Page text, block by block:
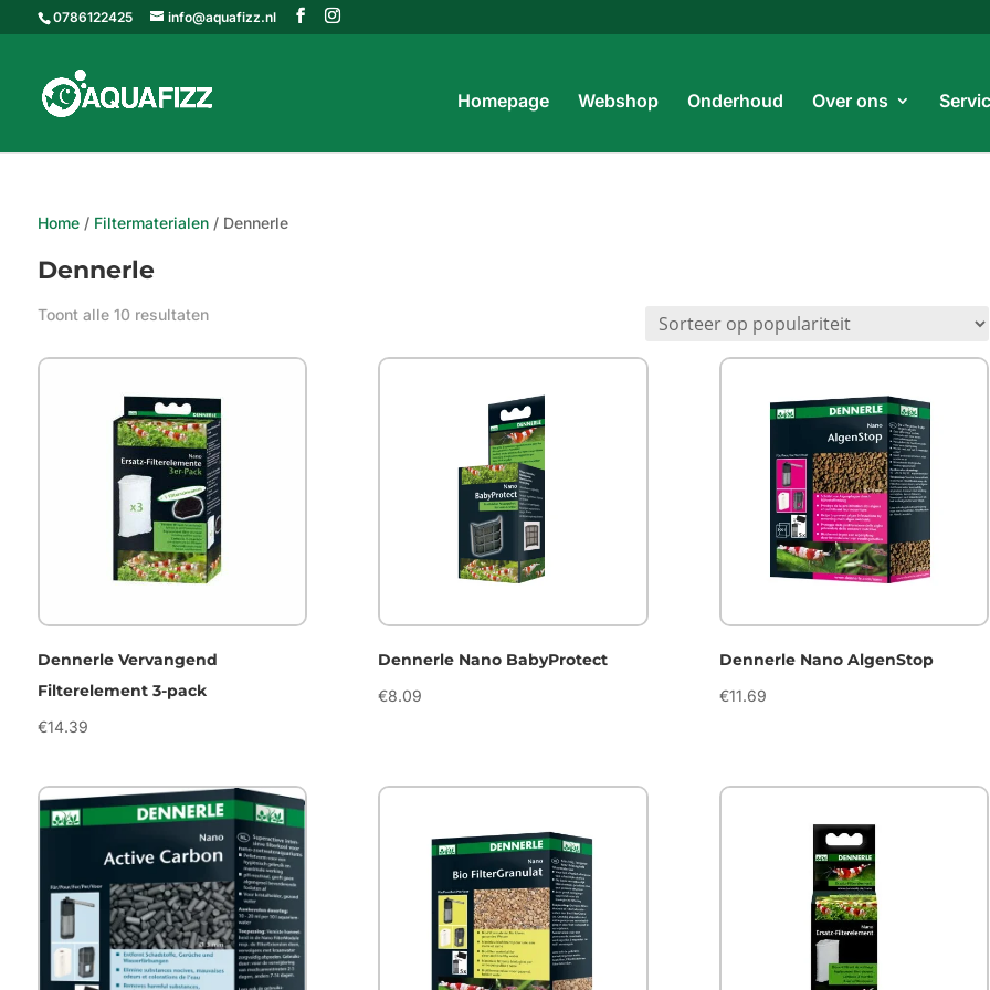
0786122425 info@aquafizz.nl
Homepage Webshop Onderhoud Over ons
Home/ Filtermaterialen/ Dennerle
Dennerle
Toont alle 10 resultatenGesorteerd
Dennerle Vervangend
Filterelement 3-pack
€14.39
Dennerle Nano BabyProtect
€8.09
Dennerle Nano AlgenStop
€11.69